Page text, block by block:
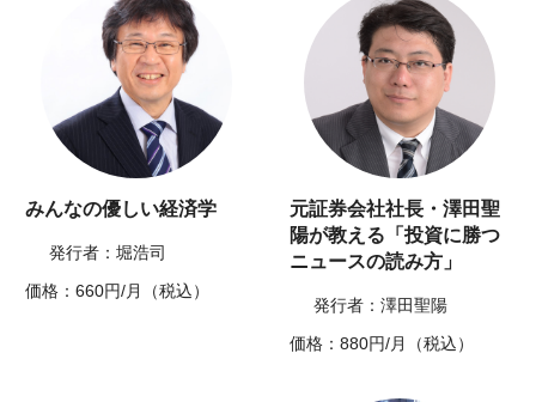
みんなの優しい経済学
発行者：堀浩司
価格：660円/月（税込）
元証券会社社長・澤田聖
陽が教える「投資に勝つ
ニュースの読み方」
発行者：澤田聖陽
価格：880円/月（税込）